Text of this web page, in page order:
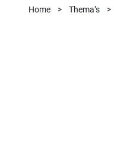
Home Thema’s